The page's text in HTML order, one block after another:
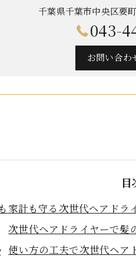
千葉県千葉市中央区要
043-
お問い合わ
目
家計も守る次世代ヘアドラ
次世代ヘアドライヤーで髪
使い方の工夫で次世代ヘア